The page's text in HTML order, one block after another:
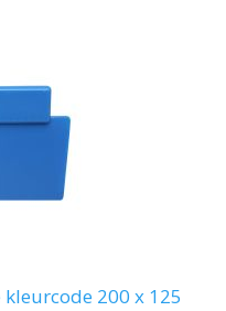
200 x 125